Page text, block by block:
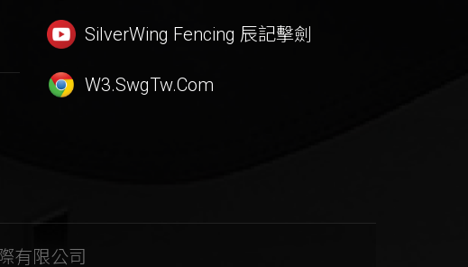
SilverWing Fencing 辰記擊劍
W3.SwgTw.Com
有限公司